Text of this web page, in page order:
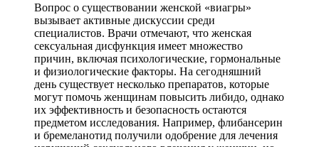
Вопрос о существовании женской «виагры»
вызывает активные дискуссии среди
специалистов. Врачи отмечают, что женская
сексуальная дисфункция имеет множество
причин, включая психологические, гормональные
и физиологические факторы. На сегодняшний
день существует несколько препаратов, которые
могут помочь женщинам повысить либидо, однако
их эффективность и безопасность остаются
предметом исследования. Например, флибансерин
и бремеланотид получили одобрение для лечения